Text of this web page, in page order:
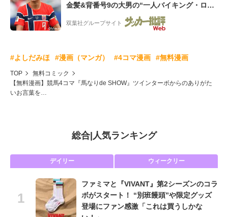
金髪&背番号9の大男の“一人バイキング・ロ
ー”映像が話題!「元気をもらった」
双葉社グループサイト
#よしだみほ #漫画（マンガ） #4コマ漫画 #無料漫画
TOP
無料コミック
【無料漫画】競馬4コマ『馬なりde SHOW』ツインターボからのありがた
いお言葉を…
総合| 人気ランキング
デイリー ウィークリー
ファミマと『VIVANT』第2シーズンのコラ
ボがスタート！ “別班饅頭”や限定グッズ
登場にファン感激「これは買うしかな